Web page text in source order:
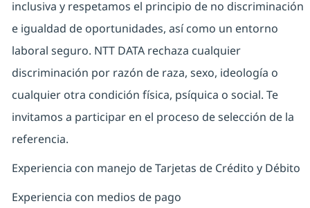
inclusiva y respetamos el principio de no discriminación
e igualdad de oportunidades, así como un entorno
laboral seguro. NTT DATA rechaza cualquier
discriminación por razón de raza, sexo, ideología o
cualquier otra condición física, psíquica o social. Te
invitamos a participar en el proceso de selección de la
referencia.
Experiencia con manejo de Tarjetas de Crédito y Débito
Experiencia con medios de pago